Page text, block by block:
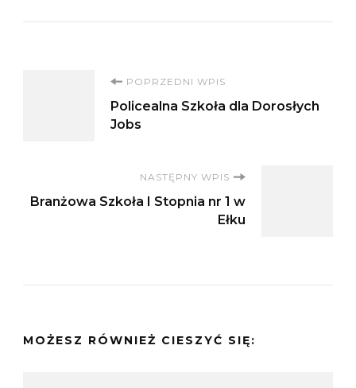
Nawigacja
wpisu
POPRZEDNI WPIS
Policealna Szkoła dla Dorosłych
Jobs
NASTĘPNY WPIS
Branżowa Szkoła I Stopnia nr 1 w
Ełku
MOŻESZ RÓWNIEŻ CIESZYĆ SIĘ: